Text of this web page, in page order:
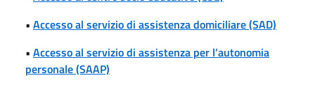
• Accesso al servizio di assistenza domiciliare (SAD)
• Accesso al servizio di assistenza per l’autonomia
personale (SAAP)